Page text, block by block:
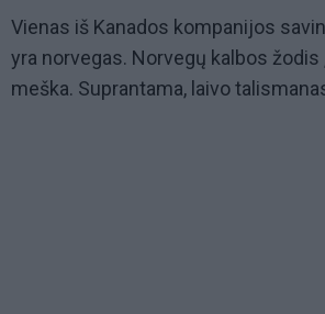
Vienas iš Kanados kompanijos
yra norvegas. Norvegų kalbos žodis
meška. Suprantama, laivo